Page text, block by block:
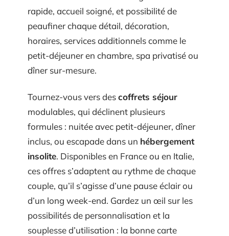
rapide, accueil soigné, et possibilité de
peaufiner chaque détail, décoration,
horaires, services additionnels comme le
petit-déjeuner en chambre, spa privatisé ou
dîner sur-mesure.
Tournez-vous vers descoffrets séjour
modulables, qui déclinent plusieurs
formules : nuitée avec petit-déjeuner, dîner
inclus, ou escapade dans un hébergement
insolite. Disponibles en France ou en Italie,
ces offres s’adaptent au rythme de chaque
couple, qu’il s’agisse d’une pause éclair ou
d’un long week-end. Gardez un œil sur les
possibilités de personnalisation et la
souplesse d’utilisation : la bonne carte